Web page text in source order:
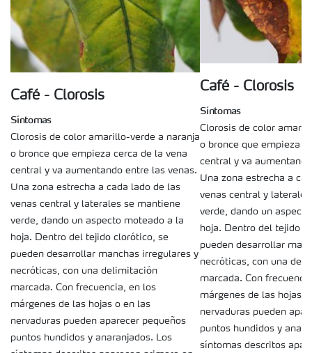
Café - Clorosis
Síntomas
Clorosis de color amarillo-verde a naranja
o bronce que empieza cerca de la vena
central y va aumentando entre las venas.
Una zona estrecha a cada lado de las
venas central y laterales se mantiene
verde, dando un aspecto moteado a la
hoja. Dentro del tejido clorótico, se
pueden desarrollar manchas irregulares y
necróticas, con una delimitación
marcada. Con frecuencia, en los
márgenes de las hojas o en las
nervaduras pueden aparecer pequeños
puntos hundidos y anaranjados. Los
Café - Clorosis
Síntomas
Clorosis de color
o bronce que empieza
central y va
Una zona estrecha a
venas central y
verde, dando un
hoja. Dentro del tejido
pueden desarrollar
necróticas, con una
marcada. Con
márgenes de las hojas
nervaduras pueden
puntos hundidos y
síntomas descritos